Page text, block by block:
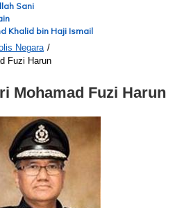
Sani
Khalid bin Haji Ismail
Negara /
Fuzi Harun
Mohamad Fuzi Harun